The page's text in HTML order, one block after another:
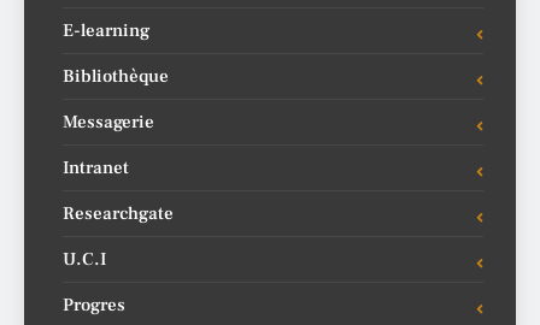
E-learning
Bibliothèque
Messagerie
Intranet
Researchgate
U.C.I
Progres